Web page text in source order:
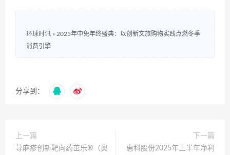
环球时讯 » 2025年中免年终盛典：以创新文旅购物实践点燃冬季
消费引擎
分享到：
上一篇
荨麻疹创新靶向药茁乐®（奥
下一篇
惠科股份2025年上半年净利